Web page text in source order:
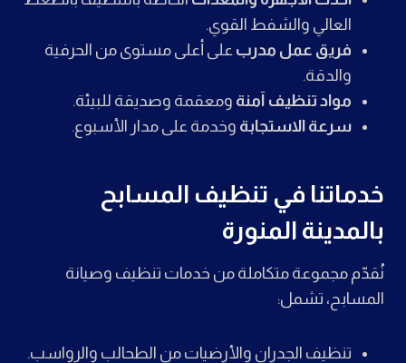
العالي والشفط القوي.
فريق عمل مدرب على أعلى مستوى من الحرفية
والدقة.
مواد تنظيف آمنة ومعقمة وصديقة للبيئة.
سرعة الاستجابة وخدمة على مدار الأسبوع.
خدماتنا في تنظيف المسابح
بالمدينة المنورة
نُقدّم مجموعة متكاملة من خدمات تنظيف وصيانة
المسابح، تشمل:
تنظيف الجدران والأرضيات من الطحالب والرواسب.